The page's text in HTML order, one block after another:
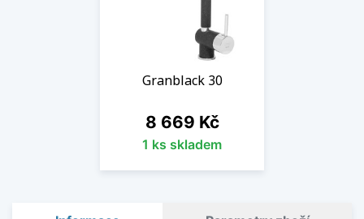
Granblack 30
Cena
8 669 Kč
1 ks skladem